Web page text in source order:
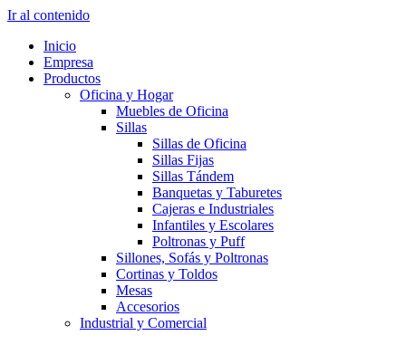
Ir al contenido
Inicio
Empresa
Productos
Oficina y Hogar
Muebles de Oficina
Sillas
Sillas de Oficina
Sillas Fijas
Sillas Tándem
Banquetas y Taburetes
Cajeras e Industriales
Infantiles y Escolares
Poltronas y Puff
Sillones, Sofás y Poltronas
Cortinas y Toldos
Mesas
Accesorios
Industrial y Comercial